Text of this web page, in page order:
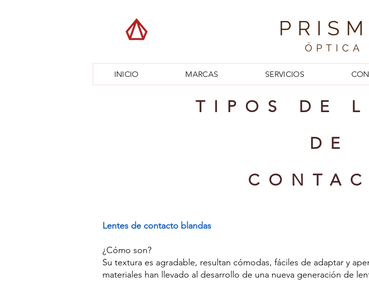
ÓPTICA
INICIO MARCAS SERVICIOS
TIPOS DE
DE
Lentes de contacto blandas
¿Cómo son?
Su textura es agradable, resultan cómodas, fáciles de adaptar y
materiales han llevado al desarrollo de una nueva generación de